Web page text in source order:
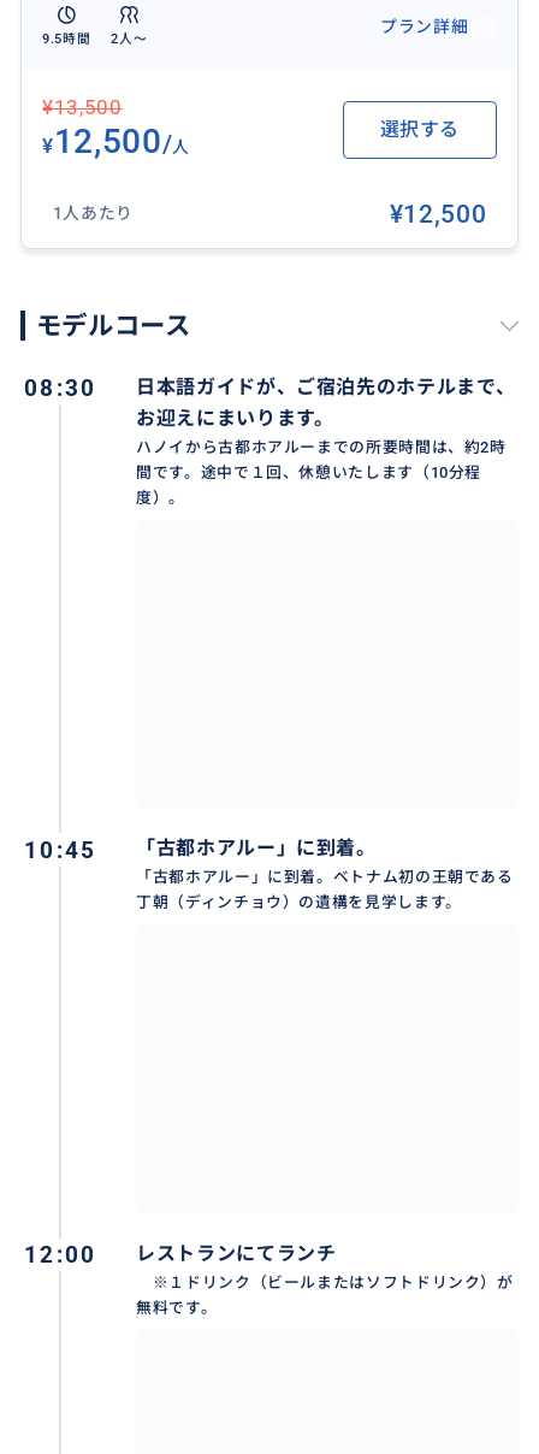
・前日でも、お気軽にお問い合わせください。可能な
かぎり、お手配いたします。
◆お車について
※大人2 名様参加の場合、5人乗りの専用車利用となり
※大人3 名様参加の場合、7人乗りの専用車利用となり
※大人7 名様以上参加の場合、専用リムジンバス利用と
◆ご注意事項
・大人1名でご参加の場合、2名分の料金をいただきま
す。また、大人1名とお子様で参加される場合、お子様
せていただきます。その場合、ご返金はいたしかねま
すので、ご了承ください。
タル ハノイ ランドマーク 72, グランドKホテルスイー
ツハノイ, JWマリオット・ホテル, クラウン プラザ ウ
エスト ハノイ, オークウッド レジデンス ハノイ, ファ
9.5時間 2人〜
プラン詳細
¥13,500
¥12,500/人
選択する
1人あたり ¥12,500
モデルコース
08:30
日本語ガイドが、ご宿泊先のホテルまで、
お迎えにまいります。
ハノイから古都ホアルーまでの所要時間は、約2時
間です。途中で１回、休憩いたします（10分程
度）。
10:45 「古都ホアルー」に到着。
「古都ホアルー」に到着。ベトナム初の王朝である
丁朝（ディンチョウ）の遺構を見学します。
12:00 レストランにてランチ
※１ドリンク（ビールまたはソフトドリンク）が
無料です。